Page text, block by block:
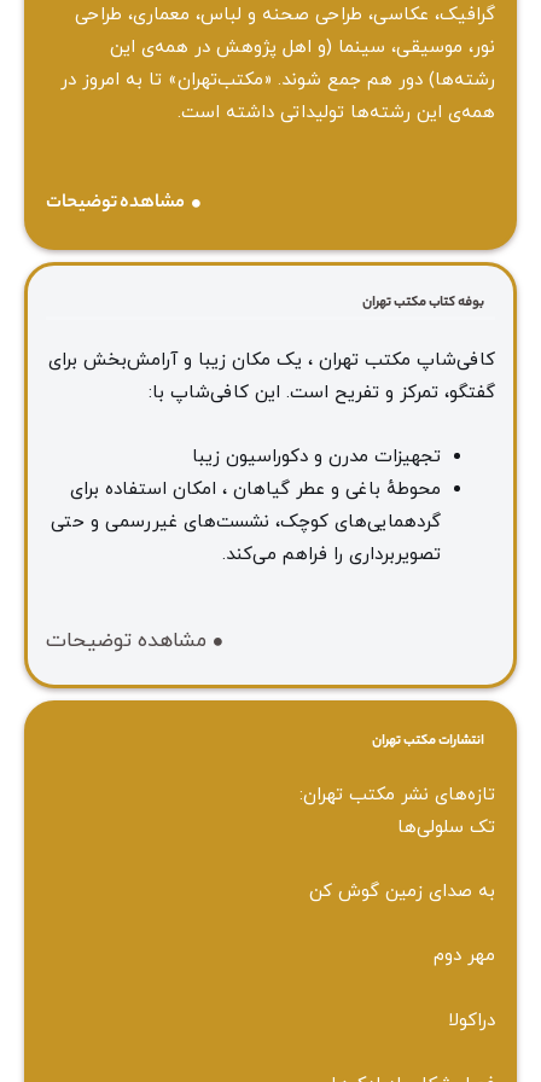
گرافیک، عکاسی، طراحی ‌صحنه و لباس، معماری، طراحی
نور، موسیقی، سینما (و اهل پژوهش در همه‌ی این
رشته‌ها) دور هم جمع شوند. «مکتب‌تهران» تا به امروز در
همه‌ی این رشته‌ها تولیداتی داشته است.
مشاهده توضیحات
بوفه کتاب مکتب تهران
کافی‌شاپ مکتب تهران ، یک مکان زیبا و آرامش‌بخش برای
گفتگو، تمرکز و تفریح است. این کافی‌شاپ با:
تجهیزات مدرن و دکوراسیون زیبا
محوطهٔ باغی و عطر گیاهان ، امکان استفاده برای
گردهمایی‌های کوچک، نشست‌های غیررسمی و حتی
تصویربرداری را فراهم می‌کند.
مشاهده توضیحات
انتشارات مکتب تهران
تازه‌های نشر مکتب تهران:
تک سلولی‌ها
به صدای زمین گوش کن
مهر دوم
دراکولا